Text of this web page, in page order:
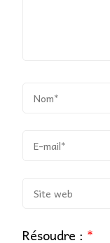
Résoudre : *